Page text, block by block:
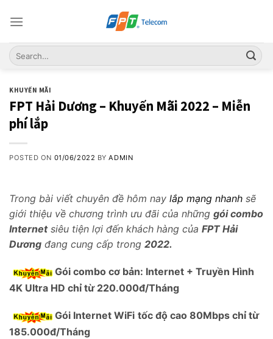
KHUYẾN MÃI
FPT Hải Dương – Khuyến Mãi 2022 – Miễn
phí lắp
POSTED ON 01/06/2022 BYADMIN
Trong bài viết chuyên đề hôm nay lắp mạng nhanh sẽ
giới thiệu về chương trình ưu đãi của những gói combo
Internetsiêu tiện lợi đến khách hàng của FPT Hải
Dương đang cung cấp trong 2022.
Gói combo cơ bản: Internet + Truyền Hình
4K Ultra HD chỉ từ 220.000đ/Tháng
Gói Internet WiFi tốc độ cao 80Mbps chỉ từ
185.000đ/Tháng